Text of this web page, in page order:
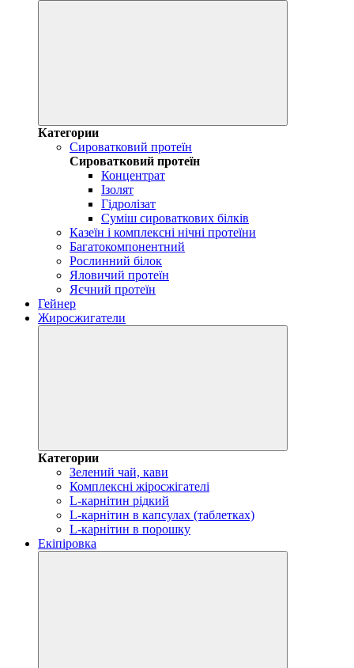
Категории
Сироватковий протеїн
Сироватковий протеїн
Концентрат
Ізолят
Гідролізат
Суміш сироваткових білків
Казеїн і комплексні нічні протеїни
Багатокомпонентний
Рослинний білок
Яловичий протеїн
Яєчний протеїн
Гейнер
Жиросжигатели
Категории
Зелений чай, кави
Комплексні жіросжігателі
L-карнітин рідкий
L-карнітин в капсулах (таблетках)
L-карнітин в порошку
Екіпіровка